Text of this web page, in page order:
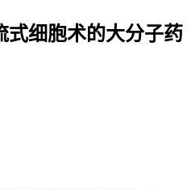
式细胞术的大分子药